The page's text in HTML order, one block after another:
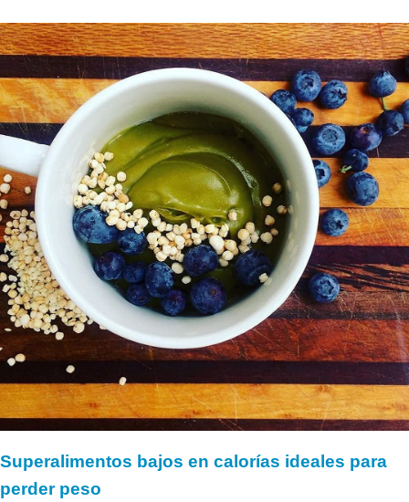
Superalimentos bajos en calorías ideales para
perder peso